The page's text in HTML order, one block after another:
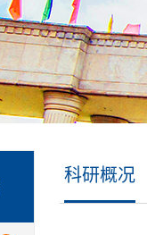
科研概况